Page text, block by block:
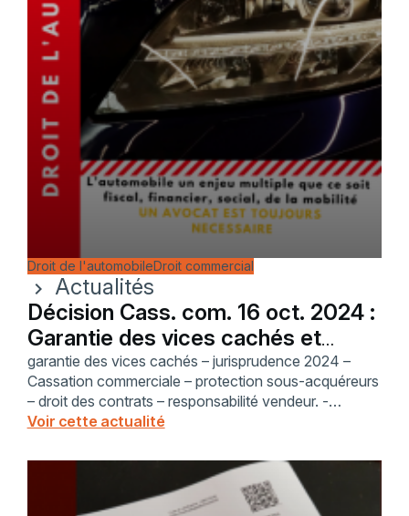
Droit de l'automobileDroit commercial
chevron_right
Actualités
Décision Cass. com. 16 oct. 2024 :
Garantie des vices cachés et
sous-acquéreurs
garantie des vices cachés – jurisprudence 2024 –
Cassation commerciale – protection sous-acquéreurs
– droit des contrats – responsabilité vendeur. -
Connaissance du sous-acquéreur - Indifférence
Voir cette actualité